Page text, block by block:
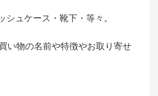
ュケース・靴下・等々。
い物の名前や特徴やお取り寄せ